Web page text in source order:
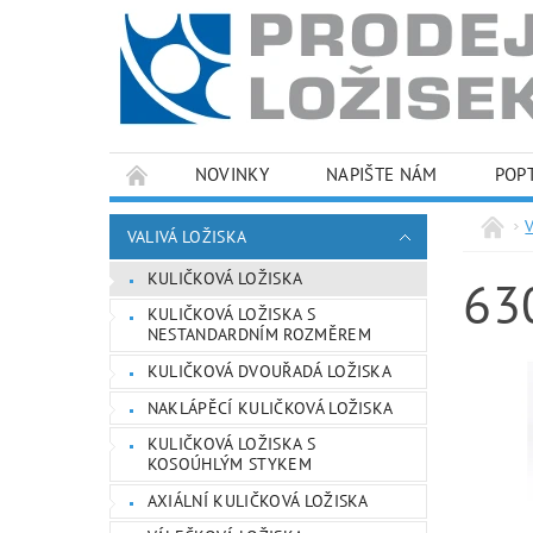
NOVINKY NAPIŠTE NÁM
PODMÍNKY OCHRANY OSOBNÍCH ÚDAJŮ
VALIVÁ LOŽISKA
KULIČKOVÁ LOŽISKA
KULIČKOVÁ LOŽISKA S
NESTANDARDNÍM ROZMĚREM
KULIČKOVÁ DVOUŘADÁ LOŽISKA
NAKLÁPĚCÍ KULIČKOVÁ LOŽISKA
KULIČKOVÁ LOŽISKA S
KOSOÚHLÝM STYKEM
AXIÁLNÍ KULIČKOVÁ LOŽISKA